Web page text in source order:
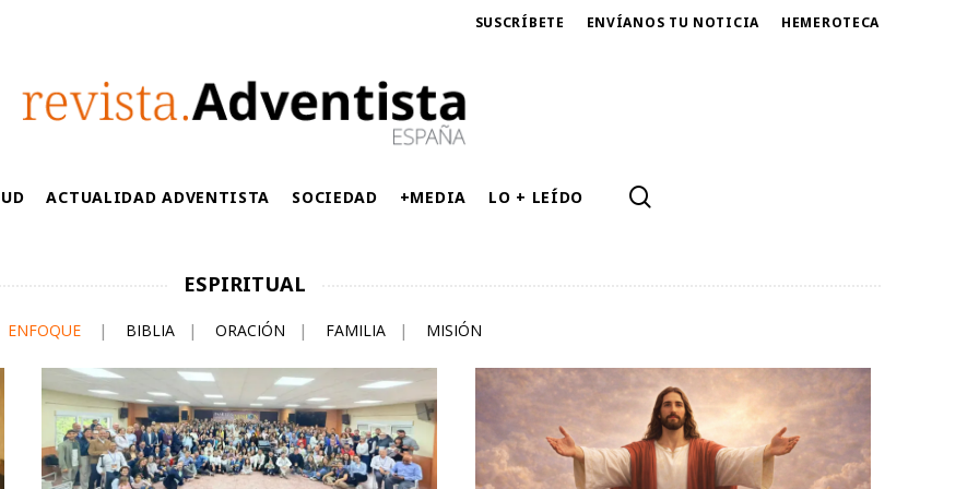
SUSCRÍBETE ENVÍANOS TU NOTICIA HEMEROTECA
ACTUALIDAD ADVENTISTA SOCIEDAD +MEDIA LO + LEÍDO
ESPIRITUAL
ENFOQUE | BIBLIA | ORACIÓN | FAMILIA | MISIÓN